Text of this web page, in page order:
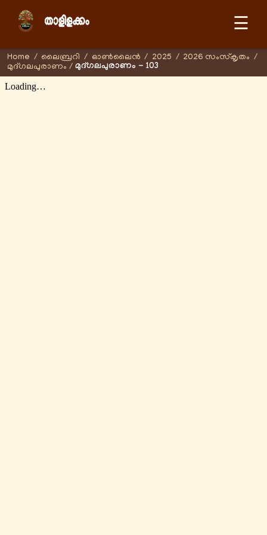
☰
Home / ലൈബ്രറി / ഓണ്‍ലൈന്‍ / 2025 / 2026 സംസ്കൃതം /
മുദ്ഗലപുരാണം / മുദ്ഗലപുരാണം - 103